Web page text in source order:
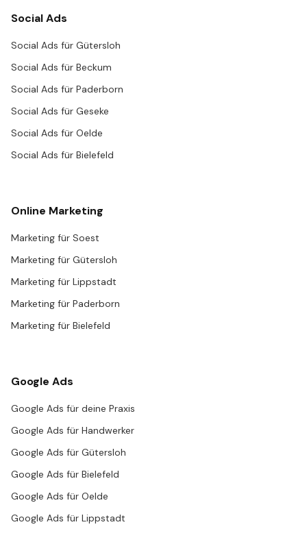
Social Ads
Social Ads für Gütersloh
Social Ads für Beckum
Social Ads für Paderborn
Social Ads für Geseke
Social Ads für Oelde
Social Ads für Bielefeld
Online Marketing
Marketing für Soest
Marketing für Gütersloh
Marketing für Lippstadt
Marketing für Paderborn
Marketing für Bielefeld
Google Ads
Google Ads für deine Praxis
Google Ads für Handwerker
Google Ads für Gütersloh
Google Ads für Bielefeld
Google Ads für Oelde
Google Ads für Lippstadt